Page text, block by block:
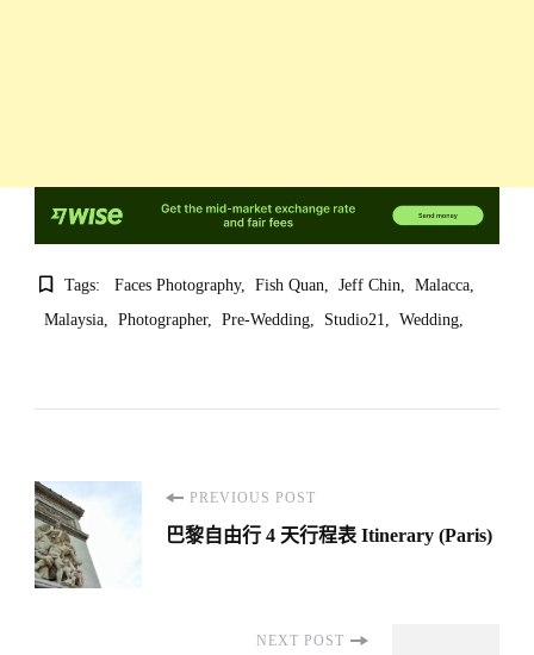
Tags: Faces Photography Fish Quan Jeff Chin
Malacca
Malaysia
Photographer Pre-Wedding Studio21 Wedding
Post
Navigation
PREVIOUS POST
巴黎自由行 4 天行程表 Itinerary (Paris)
NEXT POST